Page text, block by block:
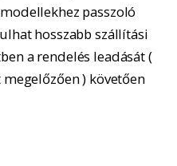
passzoló
hosszabb szállítási
a rendelés leadását (
) követően